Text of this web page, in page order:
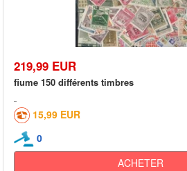
219,99 EUR
fiume 150 différents timbres
15,99 EUR
0
ACHETER